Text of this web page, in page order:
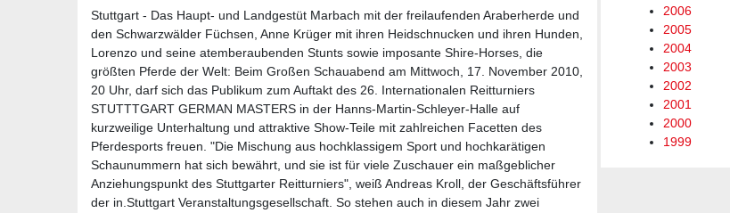
Stuttgart - Das Haupt- und Landgestüt Marbach mit der freilaufenden Araberherde und
den Schwarzwälder Füchsen, Anne Krüger mit ihren Heidschnucken und ihren Hunden,
Lorenzo und seine atemberaubenden Stunts sowie imposante Shire-Horses, die
größten Pferde der Welt: Beim Großen Schauabend am Mittwoch, 17. November 2010,
20 Uhr, darf sich das Publikum zum Auftakt des 26. Internationalen Reitturniers
STUTTTGART GERMAN MASTERS in der Hanns-Martin-Schleyer-Halle auf
kurzweilige Unterhaltung und attraktive Show-Teile mit zahlreichen Facetten des
Pferdesports freuen. "Die Mischung aus hochklassigem Sport und hochkarätigen
Schaunummern hat sich bewährt, und sie ist für viele Zuschauer ein maßgeblicher
Anziehungspunkt des Stuttgarter Reitturniers", weiß Andreas Kroll, der Geschäftsführer
der in.Stuttgart Veranstaltungsgesellschaft. So stehen auch in diesem Jahr zwei
2006
2005
2004
2003
2002
2001
2000
1999